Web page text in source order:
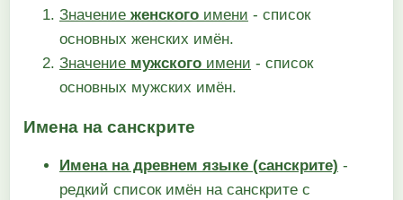
Значение женского имени - список
основных женских имён.
Значение мужского имени - список
основных мужских имён.
Имена на санскрите
Имена на древнем языке (санскрите) -
редкий список имён на санскрите с